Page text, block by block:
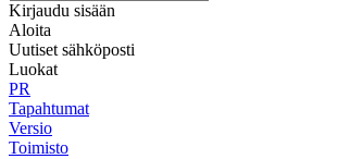
Kirjaudu sisään
Aloita
Uutiset sähköposti
Luokat
PR
Tapahtumat
Versio
Toimisto